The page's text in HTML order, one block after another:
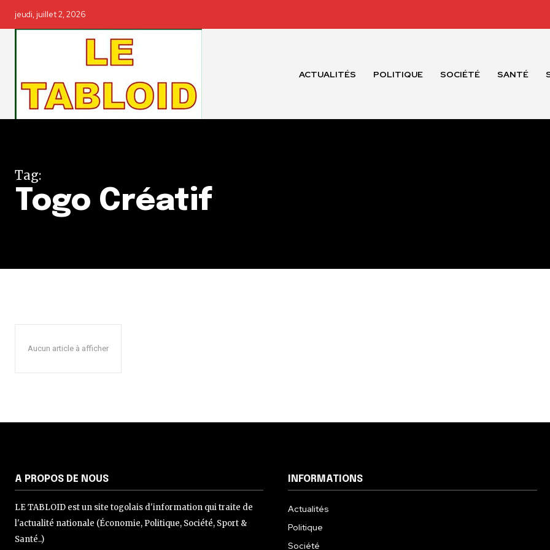
jeudi, juillet 2, 2026
ACTUALITÉS POLITIQUE SOCIÉTÉ SANTÉ
Tag:
Togo Créatif
Aucun article à afficher
A PROPOS DE NOUS
LE TABLOID est un site togolais d'information qui traite de
l'actualité nationale (Économie, Politique, Société, Sport &
Santé..)
INFORMATIONS
Actualités
Politique
Société